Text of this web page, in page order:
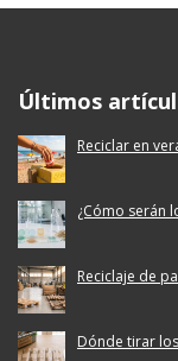
Últimos
Reciclar en
¿Cómo serán
Reciclaje de
Dónde tirar